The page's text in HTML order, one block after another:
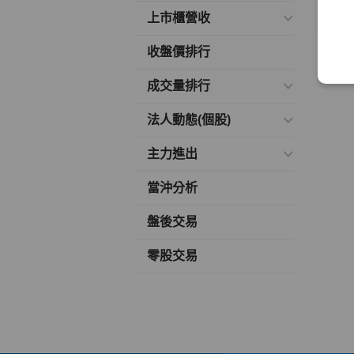
上市櫃營收
收盤價排行
成交量排行
法人動態(個股)
主力進出
當沖分析
盤後交易
零股交易